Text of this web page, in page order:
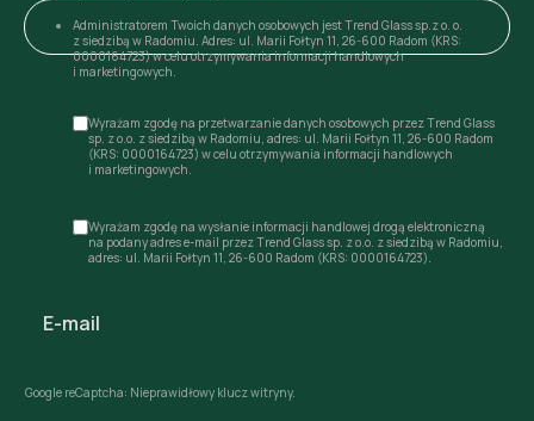
Administratorem Twoich danych osobowych jest Trend Glass sp.z o. o.
z siedzibą w Radomiu. Adres: ul. Marii Fołtyn 11, 26-600 Radom (KRS:
0000164723) w celu otrzymywania informacji handlowych
i marketingowych.
Wyrażam zgodę na przetwarzanie danych osobowych przez Trend Glass
sp. z o.o. z siedzibą w Radomiu, adres: ul. Marii Fołtyn 11, 26-600 Radom
(KRS: 0000164723) w celu otrzymywania informacji handlowych
i marketingowych.
Wyrażam zgodę na wysłanie informacji handlowej drogą elektroniczną
na podany adres e-mail przez Trend Glass sp. z o.o. z siedzibą w Radomiu,
adres: ul. Marii Fołtyn 11, 26-600 Radom (KRS: 0000164723).
Google reCaptcha: Nieprawidłowy klucz witryny.